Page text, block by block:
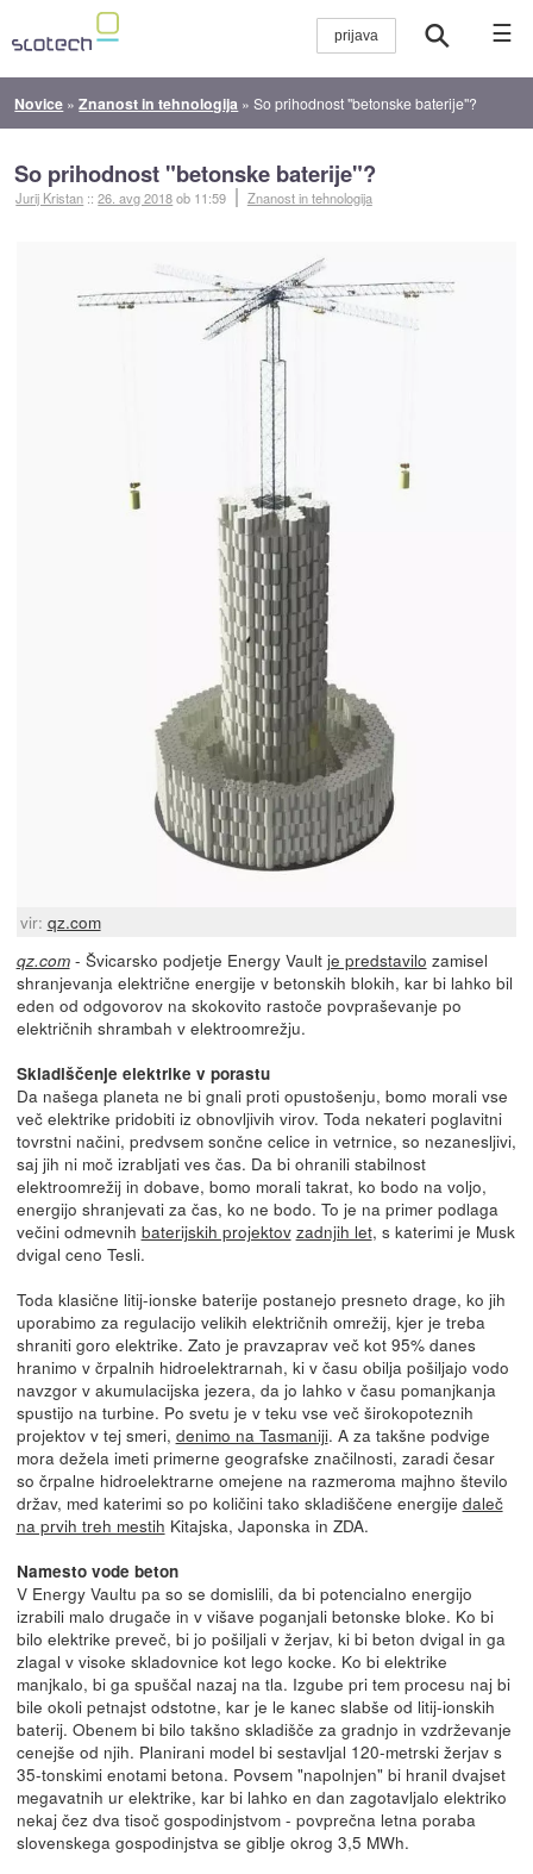
☰
Novice »Znanost in tehnologija »So prihodnost "betonske baterije"?
So prihodnost "betonske baterije"?
Jurij Kristan ::26. avg 2018ob 11:59 Znanost in tehnologija
vir: qz.com
qz.com- Švicarsko podjetje Energy Vault je predstavilo zamisel
shranjevanja električne energije v betonskih blokih, kar bi lahko bil
eden od odgovorov na skokovito rastoče povpraševanje po
električnih shrambah v elektroomrežju.
Skladiščenje elektrike v porastu
Da našega planeta ne bi gnali proti opustošenju, bomo morali vse
več elektrike pridobiti iz obnovljivih virov. Toda nekateri poglavitni
tovrstni načini, predvsem sončne celice in vetrnice, so nezanesljivi,
saj jih ni moč izrabljati ves čas. Da bi ohranili stabilnost
elektroomrežij in dobave, bomo morali takrat, ko bodo na voljo,
energijo shranjevati za čas, ko ne bodo. To je na primer podlaga
večini odmevnih baterijskih projektov zadnjih let, s katerimi je Musk
dvigal ceno Tesli.
Toda klasične litij-ionske baterije postanejo presneto drage, ko jih
uporabimo za regulacijo velikih električnih omrežij, kjer je treba
shraniti goro elektrike. Zato je pravzaprav več kot 95% danes
hranimo v črpalnih hidroelektrarnah, ki v času obilja pošiljajo vodo
navzgor v akumulacijska jezera, da jo lahko v času pomanjkanja
spustijo na turbine. Po svetu je v teku vse več širokopoteznih
projektov v tej smeri, denimo na Tasmaniji. A za takšne podvige
mora dežela imeti primerne geografske značilnosti, zaradi česar
so črpalne hidroelektrarne omejene na razmeroma majhno število
držav, med katerimi so po količini tako skladiščene energije daleč
na prvih treh mestih Kitajska, Japonska in ZDA.
Namesto vode beton
V Energy Vaultu pa so se domislili, da bi potencialno energijo
izrabili malo drugače in v višave poganjali betonske bloke. Ko bi
bilo elektrike preveč, bi jo pošiljali v žerjav, ki bi beton dvigal in ga
zlagal v visoke skladovnice kot lego kocke. Ko bi elektrike
manjkalo, bi ga spuščal nazaj na tla. Izgube pri tem procesu naj bi
bile okoli petnajst odstotne, kar je le kanec slabše od litij-ionskih
baterij. Obenem bi bilo takšno skladišče za gradnjo in vzdrževanje
cenejše od njih. Planirani model bi sestavljal 120-metrski žerjav s
35-tonskimi enotami betona. Povsem "napolnjen" bi hranil dvajset
megavatnih ur elektrike, kar bi lahko en dan zagotavljalo elektriko
nekaj čez dva tisoč gospodinjstvom - povprečna letna poraba
slovenskega gospodinjstva se giblje okrog 3,5 MWh.